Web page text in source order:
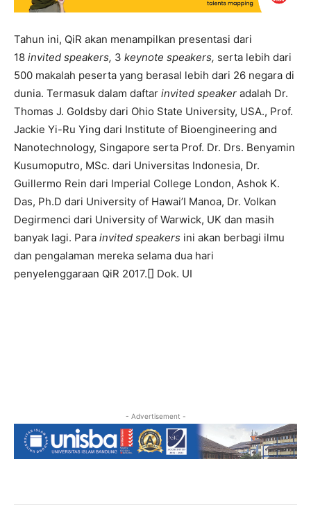
Tahun ini, QiR akan menampilkan presentasi dari
18 invited speakers, 3 keynote speakers, serta lebih dari
500 makalah peserta yang berasal lebih dari 26 negara di
dunia. Termasuk dalam daftar invited speaker adalah Dr.
Thomas J. Goldsby dari Ohio State University, USA., Prof.
Jackie Yi-Ru Ying dari Institute of Bioengineering and
Nanotechnology, Singapore serta Prof. Dr. Drs. Benyamin
Kusumoputro, MSc. dari Universitas Indonesia, Dr.
Guillermo Rein dari Imperial College London, Ashok K.
Das, Ph.D dari University of Hawai’I Manoa, Dr. Volkan
Degirmenci dari University of Warwick, UK dan masih
banyak lagi. Para invited speakers ini akan berbagi ilmu
dan pengalaman mereka selama dua hari
penyelenggaraan QiR 2017.[] Dok. UI
- Advertisement -